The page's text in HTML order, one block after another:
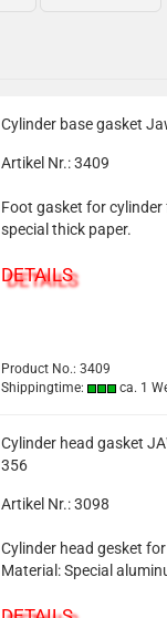
Cylinder base gasket
Artikel Nr.: 3409
Foot gasket for
special thick paper.
DETAILS
Product No.: 3409
Shippingtime:
ca. 1
Cylinder head gasket
356
Artikel Nr.: 3098
Cylinder head gesket
Material: Special